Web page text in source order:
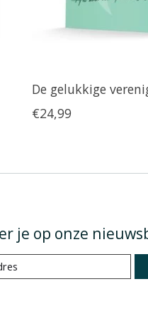
De gelukkige
€24,99
je op onze